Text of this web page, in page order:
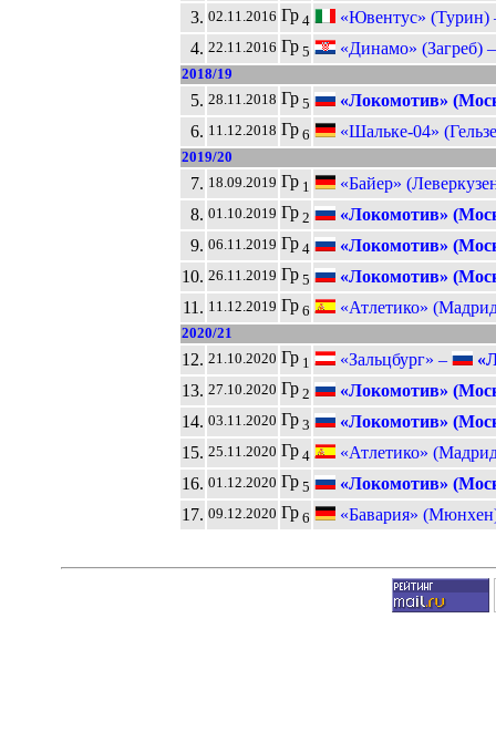
3. 02.11.2016 Гр 4
«Ювентус» (Турин)
4. 22.11.2016 Гр 5 «Динамо» (Загреб)
2018/19
5. 28.11.2018 Гр 5
«Локомотив»
6. 11.12.2018 Гр 6 «Шальке-04»
2019/20
7. 18.09.2019 Гр 1
«Байер»
8. 01.10.2019 Гр 2
«Локомотив»
9. 06.11.2019 Гр 4
«Локомотив»
10. 26.11.2019 Гр 5
«Локомотив»
11. 11.12.2019 Гр 6 «Атлетико»
2020/21
12. 21.10.2020 Гр 1 «Зальцбург» –
13. 27.10.2020 Гр 2
«Локомотив»
14. 03.11.2020 Гр 3
«Локомотив»
15. 25.11.2020 Гр 4
«Атлетико»
16. 01.12.2020 Гр 5
«Локомотив»
17. 09.12.2020 Гр 6 «Бавария»